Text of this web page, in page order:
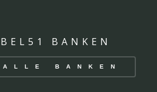
BANKEN
BANKEN